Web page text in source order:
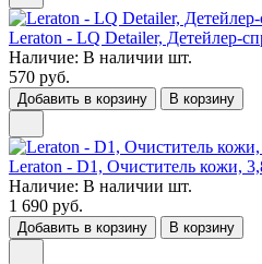
Leraton - LQ Detailer, Детейлер-
Наличие: В наличии шт.
570 руб.
Добавить в корзину В корзину
Leraton - D1, Очиститель кожи,
Наличие: В наличии шт.
1 690 руб.
Добавить в корзину В корзину